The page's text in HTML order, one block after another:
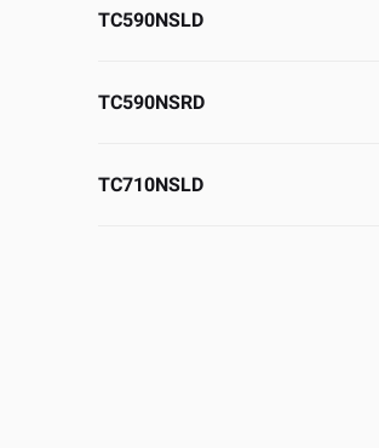
TC590NSLD
TC590NSRD
TC710NSLD